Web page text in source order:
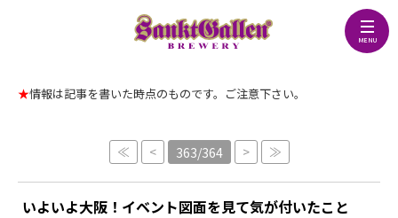
★情報は記事を書いた時点のものです。ご注意下さい。
≪ < 363/364 > ≫
いよいよ大阪！イベント図面を見て気が付いたこと